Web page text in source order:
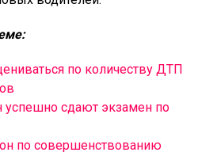
по количеству ДТП
успешно сдают экзамен по
по совершенствованию